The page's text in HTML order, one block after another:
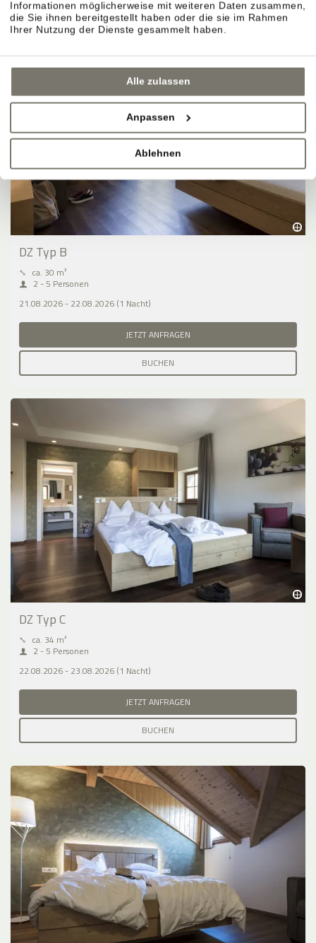
Informationen möglicherweise mit weiteren Daten zusammen,
die Sie ihnen bereitgestellt haben oder die sie im Rahmen
Ihrer Nutzung der Dienste gesammelt haben.
Alle zulassen
Anpassen
Ablehnen
DZ Typ B
⤡ ca. 30 m²
2 - 5 Personen
21.08.2026 - 22.08.2026 (1 Nacht)
JETZT ANFRAGEN
BUCHEN
DZ Typ C
⤡ ca. 34 m²
2 - 5 Personen
22.08.2026 - 23.08.2026 (1 Nacht)
JETZT ANFRAGEN
BUCHEN